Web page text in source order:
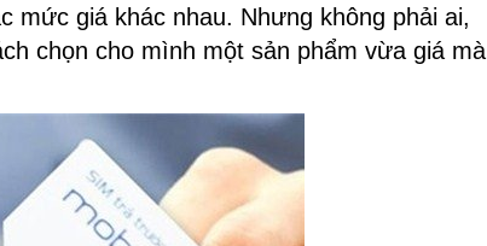
mức giá khác nhau. Nhưng không phải ai,
chọn cho mình một sản phẩm vừa giá mà